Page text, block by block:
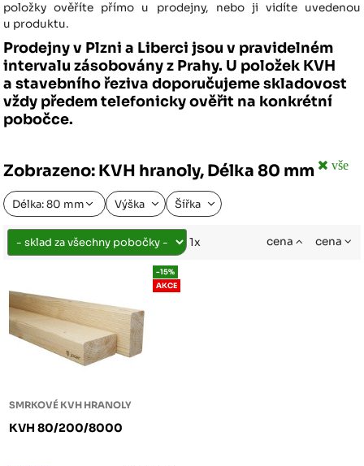
položky ověříte přímo u prodejny, nebo ji vidíte uvedenou
u produktu.
Prodejny v Plzni a Liberci jsou v pravidelném
intervalu zásobovány z Prahy. U položek KVH
a stavebního řeziva doporučujeme skladovost
vždy předem telefonicky ověřit na konkrétní
pobočce.
Zobrazeno: KVH hranoly, Délka 80 mm vše
Délka: 80 mm Výška Šířka
1x cena cena
SMRKOVÉ KVH HRANOLY
KVH 80/200/8000
-15%
AKCE